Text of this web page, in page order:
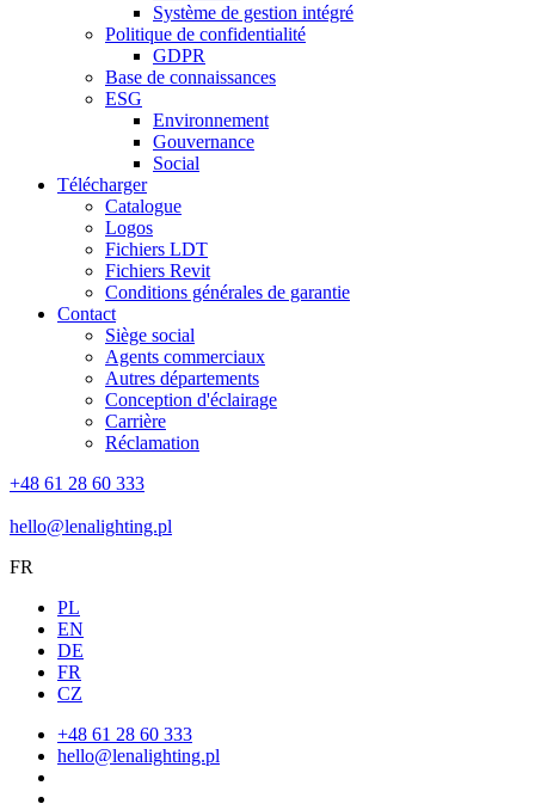
Système de gestion intégré
Politique de confidentialité
GDPR
Base de connaissances
ESG
Environnement
Gouvernance
Social
Télécharger
Catalogue
Logos
Fichiers LDT
Fichiers Revit
Conditions générales de garantie
Contact
Siège social
Agents commerciaux
Autres départements
Conception d'éclairage
Carrière
Réclamation
+48 61 28 60 333
hello@lenalighting.pl
FR
PL
EN
DE
FR
CZ
+48 61 28 60 333
hello@lenalighting.pl